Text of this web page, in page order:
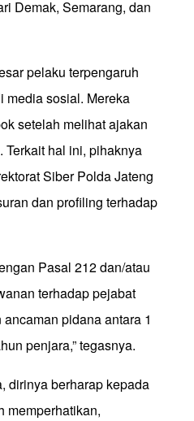
Demak, Semarang, dan
pelaku terpengaruh
media sosial. Mereka
setelah melihat ajakan
hal ini, pihaknya
Siber Polda Jateng
dan profiling terhadap
Pasal 212 dan/atau
terhadap pejabat
pidana antara 1
penjara,” tegasnya.
dirinya berharap kepada
memperhatikan,